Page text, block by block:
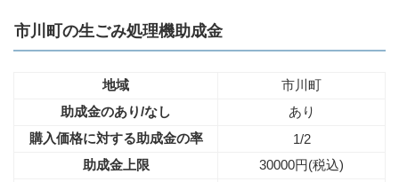
市川町の生ごみ処理機助成金
地域
市川町
助成金のあり/なし
あり
購入価格に対する助成金の率
1/2
助成金上限
30000円(税込)